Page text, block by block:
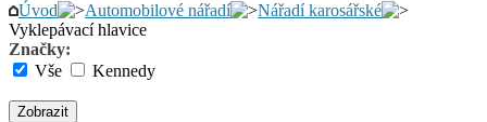
Úvod Automobilové nářadí
Nářadí karosářské
Vyklepávací hlavice
Značky:
Vše
Kennedy
Zobrazit